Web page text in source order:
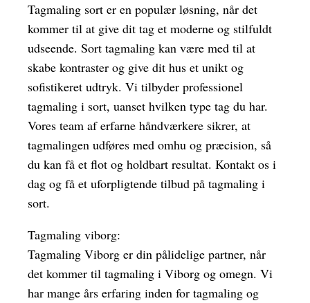
Tagmaling sort er en populær løsning, når det
kommer til at give dit tag et moderne og stilfuldt
udseende. Sort tagmaling kan være med til at
skabe kontraster og give dit hus et unikt og
sofistikeret udtryk. Vi tilbyder professionel
tagmaling i sort, uanset hvilken type tag du har.
Vores team af erfarne håndværkere sikrer, at
tagmalingen udføres med omhu og præcision, så
du kan få et flot og holdbart resultat. Kontakt os i
dag og få et uforpligtende tilbud på tagmaling i
sort.
Tagmaling viborg:
Tagmaling Viborg er din pålidelige partner, når
det kommer til tagmaling i Viborg og omegn. Vi
har mange års erfaring inden for tagmaling og